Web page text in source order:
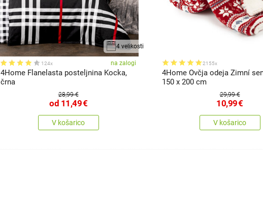
4 velikosti
124x na zalogi
4Home Flanelasta posteljnina Kocka,
črna
28,99 €
od 11,49€
V košarico
2155x
4Home Ovčja odeja Zimní
150 x 200 cm
29,99 €
10,99€
V košarico